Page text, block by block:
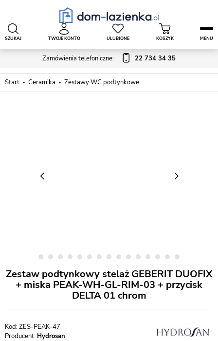
Zamówienia telefoniczne: 22 734 34 35
SZUKAJ TWOJE KONTO ULUBIONE KOSZYK MENU
Start Ceramika Zestawy WC podtynkowe
Zestaw podtynkowy stelaż GEBERIT DUOFIX
+ miska PEAK-WH-GL-RIM-03 + przycisk
DELTA 01 chrom
ZES-PEAK-47
Producent: Hydrosan